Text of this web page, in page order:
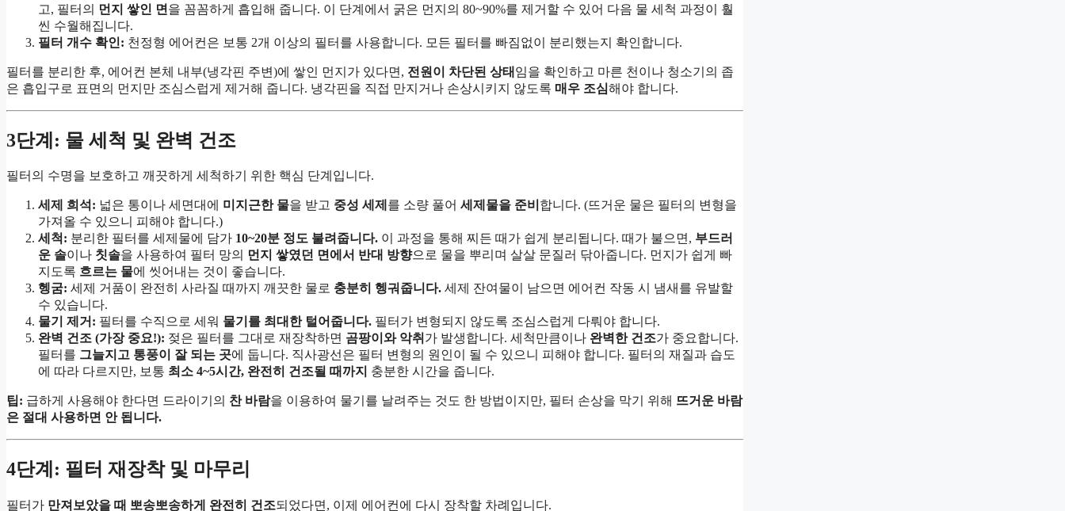
고, 필터의 먼지 쌓인 면 을 꼼꼼하게 흡입해 줍니다. 이 단계에서 굵은 먼지의 80~90%를 제거할 수 있어 다음 물 세척 과정이 훨
씬 수월해집니다.
필터 개수 확인: 천정형 에어컨은 보통 2개 이상의 필터를 사용합니다. 모든 필터를 빠짐없이 분리했는지 확인합니다.
필터를 분리한 후, 에어컨 본체 내부(냉각핀 주변)에 쌓인 먼지가 있다면, 전원이 차단된 상태 임을 확인하고 마른 천이나 청소기의 좁
은 흡입구로 표면의 먼지만 조심스럽게 제거해 줍니다. 냉각핀을 직접 만지거나 손상시키지 않도록 매우 조심해야 합니다.
3단계: 물 세척 및 완벽 건조
필터의 수명을 보호하고 깨끗하게 세척하기 위한 핵심 단계입니다.
세제 희석: 넓은 통이나 세면대에 미지근한 물을 받고 중성 세제 를 소량 풀어 세제물을 준비 합니다. (뜨거운 물은 필터의 변형을
가져올 수 있으니 피해야 합니다.)
세척: 분리한 필터를 세제물에 담가 10~20분 정도 불려줍니다. 이 과정을 통해 찌든 때가 쉽게 분리됩니다. 때가 불으면, 부드러
운 솔이나 칫솔을 사용하여 필터 망의 먼지 쌓였던 면에서 반대 방향으로 물을 뿌리며 살살 문질러 닦아줍니다. 먼지가 쉽게 빠
지도록 흐르는 물에 씻어내는 것이 좋습니다.
헹굼: 세제 거품이 완전히 사라질 때까지 깨끗한 물로 충분히 헹궈줍니다. 세제 잔여물이 남으면 에어컨 작동 시 냄새를 유발할
수 있습니다.
물기 제거: 필터를 수직으로 세워 물기를 최대한 털어줍니다. 필터가 변형되지 않도록 조심스럽게 다뤄야 합니다.
완벽 건조 (가장 중요!): 젖은 필터를 그대로 재장착하면 곰팡이와 악취 가 발생합니다. 세척만큼이나 완벽한 건조가 중요합니다.
필터를 그늘지고 통풍이 잘 되는 곳에 둡니다. 직사광선은 필터 변형의 원인이 될 수 있으니 피해야 합니다. 필터의 재질과 습도
에 따라 다르지만, 보통 최소 4~5시간, 완전히 건조될 때까지 충분한 시간을 줍니다.
팁: 급하게 사용해야 한다면 드라이기의 찬 바람을 이용하여 물기를 날려주는 것도 한 방법이지만, 필터 손상을 막기 위해 뜨거운 바람
은 절대 사용하면 안 됩니다.
4단계: 필터 재장착 및 마무리
필터가 만져보았을 때 뽀송뽀송하게 완전히 건조되었다면, 이제 에어컨에 다시 장착할 차례입니다.